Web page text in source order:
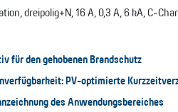
dreipolig+N, 16 A, 0,3 A, 6 kA, C-
für den gehobenen Brandschutz
PV-optimierte
des Anwendungsbereiches